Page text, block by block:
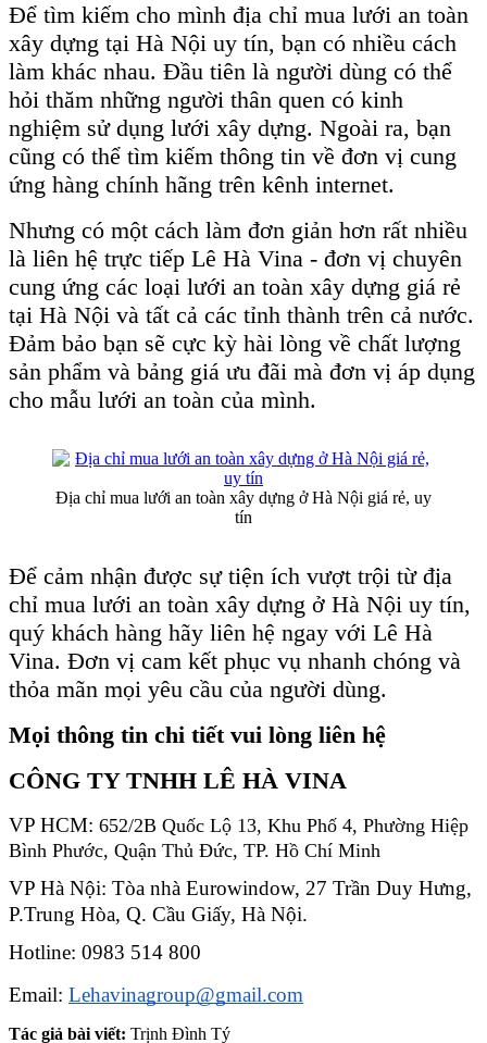
Để tìm kiếm cho mình địa chỉ mua lưới an toàn
xây dựng tại Hà Nội uy tín, bạn có nhiều cách
làm khác nhau. Đầu tiên là người dùng có thể
hỏi thăm những người thân quen có kinh
nghiệm sử dụng lưới xây dựng. Ngoài ra, bạn
cũng có thể tìm kiếm thông tin về đơn vị cung
ứng hàng chính hãng trên kênh internet.
Nhưng có một cách làm đơn giản hơn rất nhiều
là liên hệ trực tiếp Lê Hà Vina - đơn vị chuyên
cung ứng các loại lưới an toàn xây dựng giá rẻ
tại Hà Nội và tất cả các tỉnh thành trên cả nước.
Đảm bảo bạn sẽ cực kỳ hài lòng về chất lượng
sản phẩm và bảng giá ưu đãi mà đơn vị áp dụng
cho mẫu lưới an toàn của mình.
Địa chỉ mua lưới an toàn xây dựng ở Hà Nội giá rẻ, uy
tín
Để cảm nhận được sự tiện ích vượt trội từ địa
chỉ mua lưới an toàn xây dựng ở Hà Nội uy tín,
quý khách hàng hãy liên hệ ngay với Lê Hà
Vina. Đơn vị cam kết phục vụ nhanh chóng và
thỏa mãn mọi yêu cầu của người dùng.
Mọi thông tin chi tiết vui lòng liên hệ
CÔNG TY TNHH LÊ HÀ VINA
VP HCM: 652/2B Quốc Lộ 13, Khu Phố 4, Phường Hiệp
Bình Phước, Quận Thủ Đức, TP. Hồ Chí Minh
VP Hà Nội: Tòa nhà Eurowindow, 27 Trần Duy Hưng,
P.Trung Hòa, Q. Cầu Giấy, Hà Nội.
Hotline: 0983 514 800
Email: Lehavinagroup@gmail.com
Tác giả bài viết: Trịnh Đình Tý